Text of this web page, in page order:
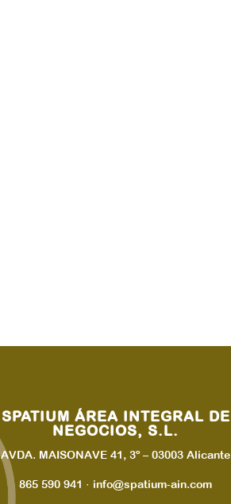
SPATIUM ÁREA INTEGRAL DE
NEGOCIOS, S.L.
AVDA. MAISONAVE 41, 3º – 03003 Alicante
865 590 941 · info@spatium-ain.com